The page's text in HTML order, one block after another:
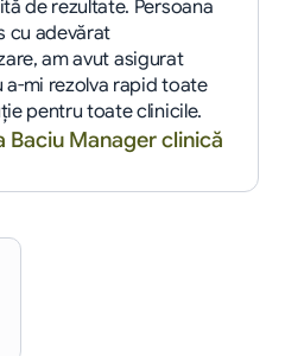
de rezultate. Persoana
cu adevărat
am avut asigurat
mi rezolva rapid toate
pentru toate clinicile.
Baciu Manager clinică